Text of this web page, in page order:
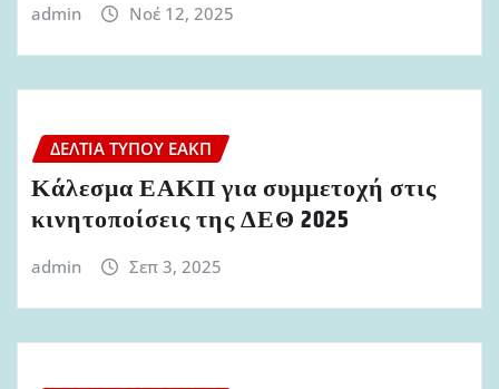
admin Νοέ 12, 2025
ΔΕΛΤΊΑ ΤΎΠΟΥ ΕΑΚΠ
Κάλεσμα ΕΑΚΠ για συμμετοχή στις
κινητοποίσεις της ΔΕΘ 2025
admin Σεπ 3, 2025